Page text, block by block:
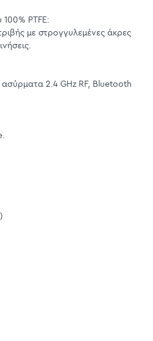
PTFE:
με στρογγυλεμένες άκρες
2.4 GHz RF, Bluetooth